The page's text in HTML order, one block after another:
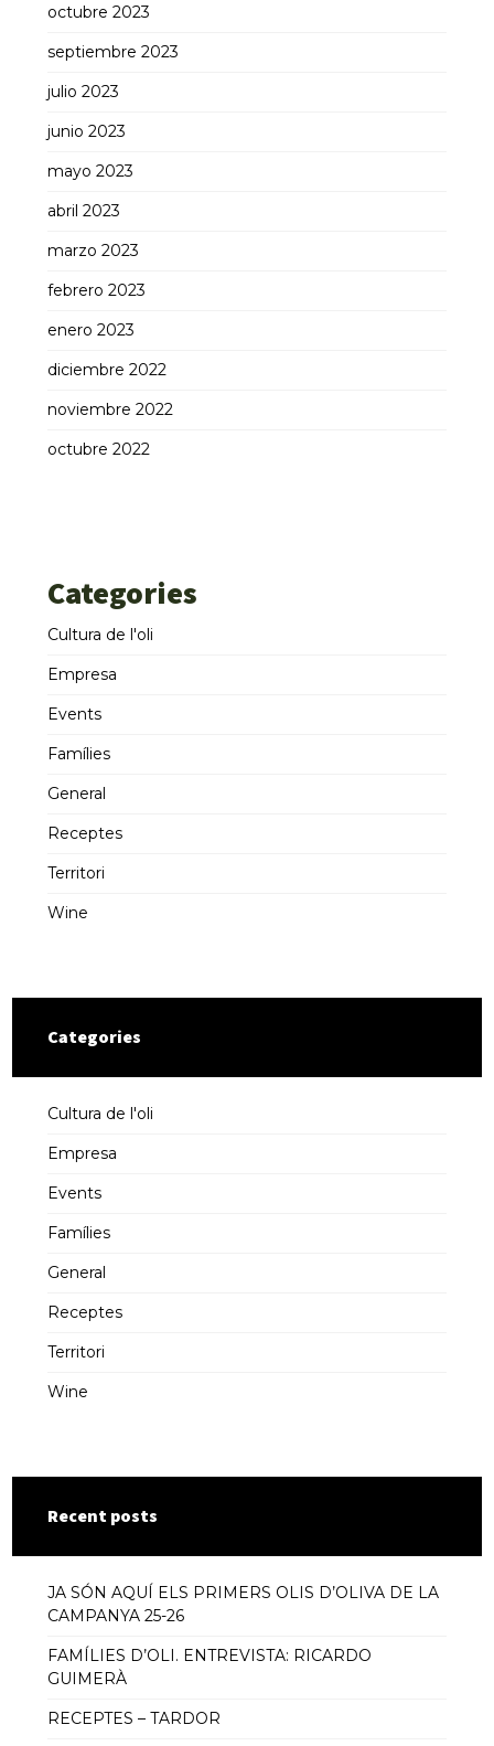
octubre 2023
septiembre 2023
julio 2023
junio 2023
mayo 2023
abril 2023
marzo 2023
febrero 2023
enero 2023
diciembre 2022
noviembre 2022
octubre 2022
Categories
Cultura de l'oli
Empresa
Events
Famílies
General
Receptes
Territori
Wine
Categories
Cultura de l'oli
Empresa
Events
Famílies
General
Receptes
Territori
Wine
Recent posts
JA SÓN AQUÍ ELS PRIMERS OLIS D’OLIVA DE LA
CAMPANYA 25-26
FAMÍLIES D’OLI. ENTREVISTA: RICARDO
GUIMERÀ
RECEPTES – TARDOR